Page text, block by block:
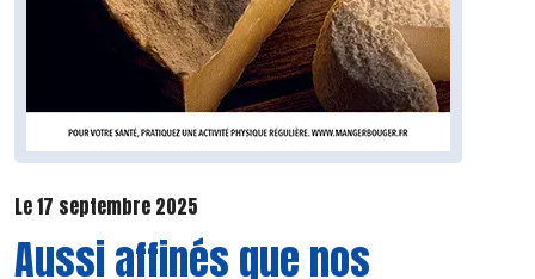
Le 17 septembre 2025
Aussi affinés que nos